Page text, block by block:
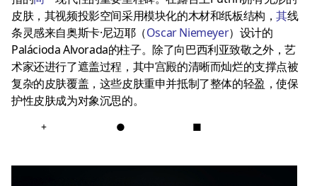
皮肤，其视频投影空间采用模块化的木材和纸板结构，其线
条灵感来自奥斯卡·尼迈耶（Oscar Niemeyer）设计的
Palácioda Alvorada的柱子。除了向巴西利亚致敬之外，艺
术家还进行了遮盖过程，其中宫殿的清晰而灿烂的支撑点被
复杂的皮肤覆盖，这些皮肤重申并抵制了整体的轻盈，使保
护性皮肤成为对象沉思的。
+ ● ■